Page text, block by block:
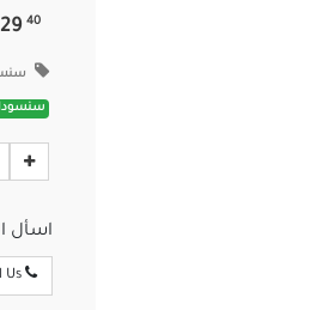
40
29
اسأل
Call Us